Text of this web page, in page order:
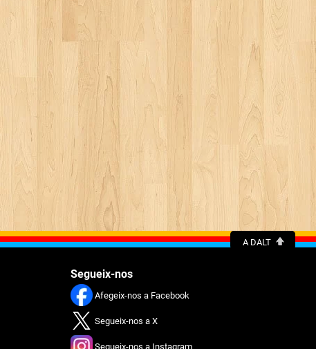
A DALT
Segueix-nos
Afegeix-nos a Facebook
Segueix-nos a X
Segueix-nos a Instagram